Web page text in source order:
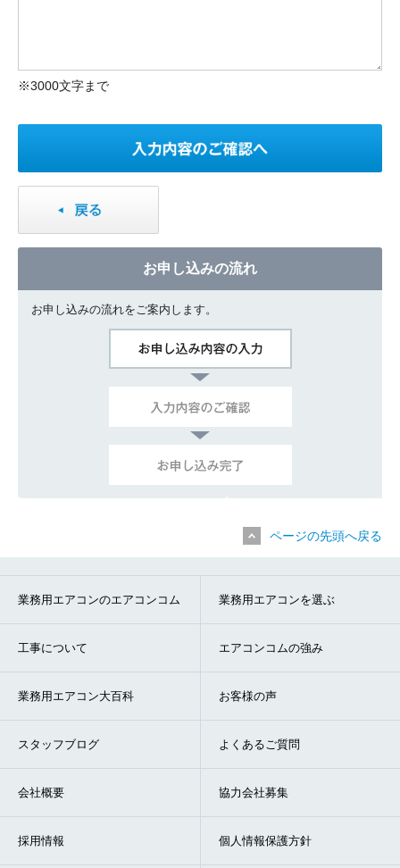
※3000文字まで
お申し込みの流れ
お申し込みの流れをご案内します。
ページの先頭へ戻る
業務用エアコンのエアコンコム 業務用エアコンを選ぶ
工事について エアコンコムの強み
業務用エアコン大百科 お客様の声
スタッフブログ よくあるご質問
会社概要 協力会社募集
採用情報 個人情報保護方針